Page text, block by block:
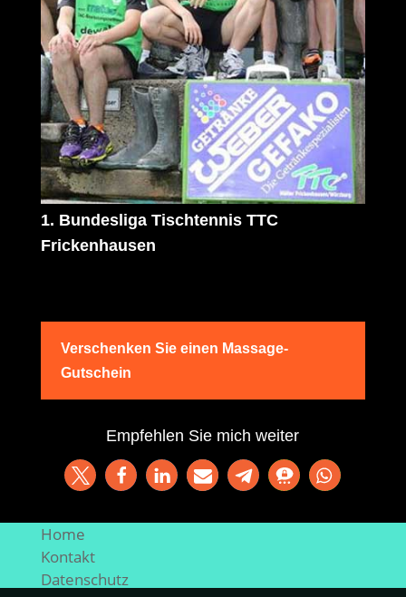
1. Bundesliga Tischtennis TTC
Frickenhausen
Verschenken Sie einen Massage-
Gutschein
Empfehlen Sie mich weiter
Home
Kontakt
Datenschutz